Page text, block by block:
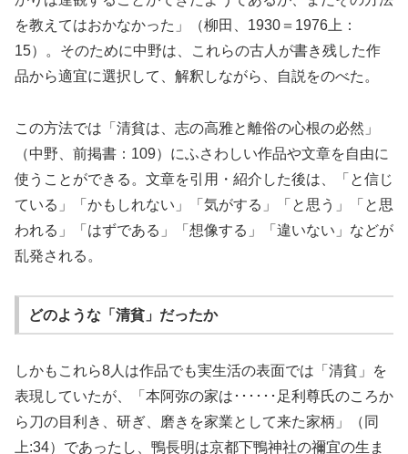
を教えてはおかなかった」（柳田、1930＝1976上：
15）。そのために中野は、これらの古人が書き残した作
品から適宜に選択して、解釈しながら、自説をのべた。
この方法では「清貧は、志の高雅と離俗の心根の必然」
（中野、前掲書：109）にふさわしい作品や文章を自由に
使うことができる。文章を引用・紹介した後は、「と信じ
ている」「かもしれない」「気がする」「と思う」「と思
われる」「はずである」「想像する」「違いない」などが
乱発される。
どのような「清貧」だったか
しかもこれら8人は作品でも実生活の表面では「清貧」を
表現していたが、「本阿弥の家は･･････足利尊氏のころか
ら刀の目利き、研ぎ、磨きを家業として来た家柄」（同
上:34）であったし、鴨長明は京都下鴨神社の禰宜の生ま